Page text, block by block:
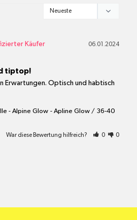
06.01.2024
tiptop!
Erwartungen. Optisch und habtisch
- Alpine Glow Apline Glow / 36-40
War diese Bewertung hilfreich? 0 0